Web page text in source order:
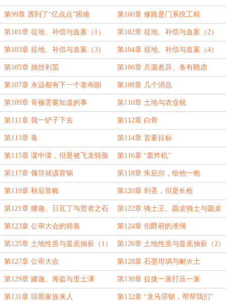
第99章 遇到了“亿点点”困难 第100章 修路是门系统工程
第101章 征地、补偿与血案（1） 第102章 征地、补偿与血案（2）
第103章 征地、补偿与血案（3） 第104章 征地、补偿与血案（4）
第105章 抽丝剥茧 第106章 兵源差异、各有顾虑
第107章 永远都有下一个老布朗 第108章 几个消息
第109章 哥顿需要知道的事 第110章 土地与农业税
第111章 我一铲子下去 第112章 白骨
第113章 毒 第114章 首要目标
第115章 谍中谍，但是被飞龙骑脸 第116章 “轰炸机”
第117章 领导就该背锅 第118章 朱庇尔，给他一炮
第119章 秋后算账 第120章 剑圣，但是长枪
第121章 娜迦、日瓦丁与贤者之石 第122章 骑士王、圆桌骑士与圆桌
议会
第123章 公审大会的前奏 第124章 伯爵府的准绳
第125章 土地性质与釜底抽薪（1） 第126章 土地性质与釜底抽薪（2）
第127章 公审大会 第128章 石墨坩埚与耐火土
第129章 娜迦、海盗与里士满 第130章 拉拢一派打压一派
第131章 琼斯家族来人 第132章 “龙马滞销，帮帮我们”